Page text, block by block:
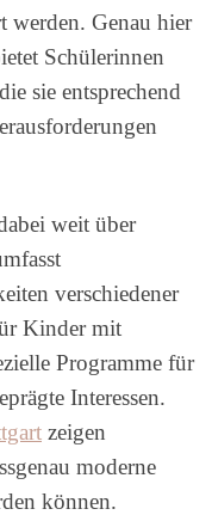
werden. Genau hier
Schülerinnen
sie entsprechend
weit über
verschiedener
Kinder mit
Programme für
Interessen.
zeigen
moderne
können.